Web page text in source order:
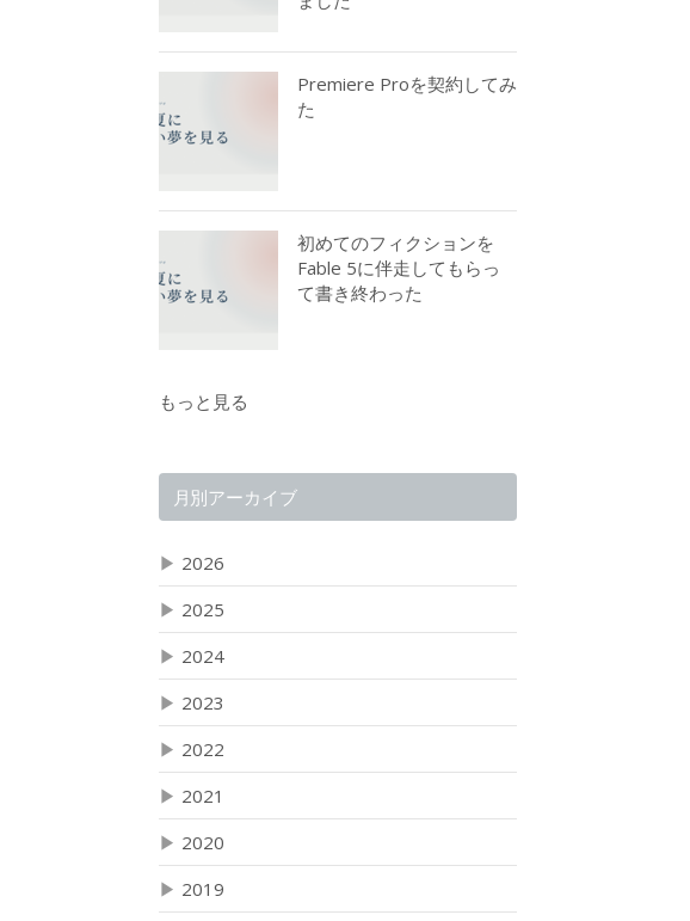
Premiere Proを契約してみ
た
初めてのフィクションを
Fable 5に伴走してもらっ
て書き終わった
もっと見る
月別アーカイブ
▶ 2026
▶ 2025
▶ 2024
▶ 2023
▶ 2022
▶ 2021
▶ 2020
▶ 2019